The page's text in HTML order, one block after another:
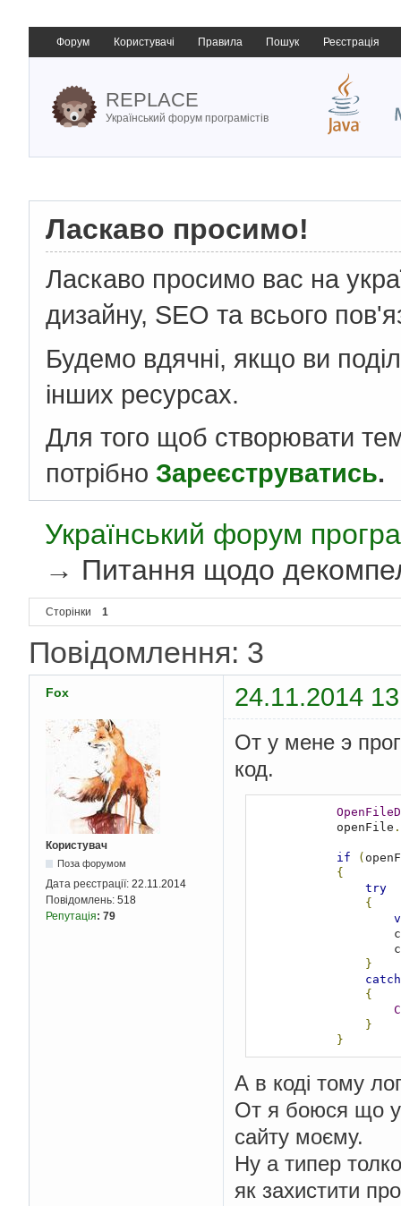
Форум Користувачі Правила Пошук Реєстрація
REPLACE
Український форум програмістів
Ласкаво просимо!
Ласкаво просимо вас на
дизайну, SEO та всього
Будемо вдячні, якщо ви
інших ресурсах.
Для того щоб створювати
потрібно Зареєструватись.
Український форум
→ Питання щодо
Сторінки 1
Повідомлення: 3
Fox 24.11.2014
Користувач
Поза форумом
Дата реєстрації: 22.11.2014
Повідомлень: 518
Репутація: 79
От у мене э
код.
            openFile
.
if (
{
try
{
}
catch
{
}
}
А в коді тому
От я боюся що
сайту моєму.
Ну а типер
як захистити